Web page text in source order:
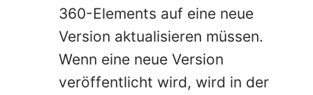
360-Elements auf eine neue
Version aktualisieren müssen.
Wenn eine neue Version
veröffentlicht wird, wird in der